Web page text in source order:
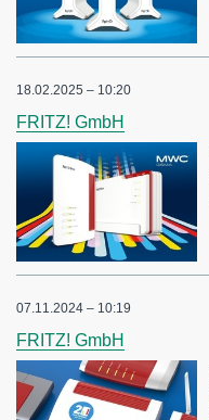
18.02.2025 – 10:20
FRITZ! GmbH
07.11.2024 – 10:19
FRITZ! GmbH